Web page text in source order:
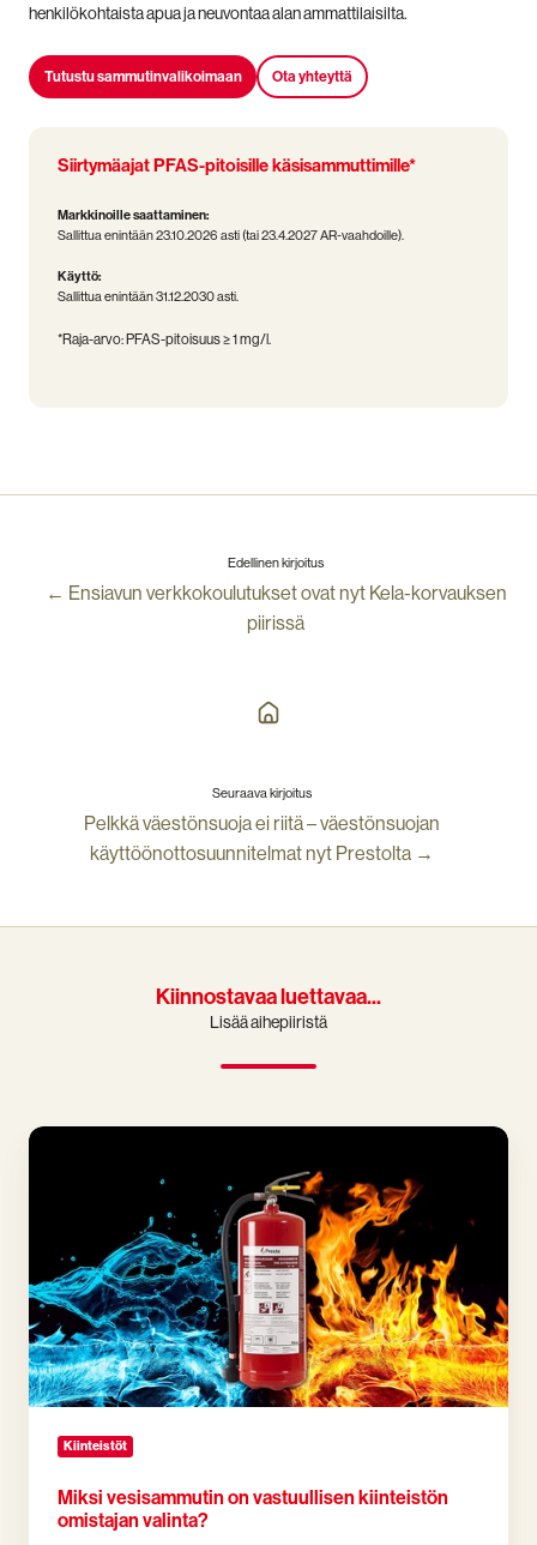
henkilökohtaista apua ja neuvontaa alan ammattilaisilta.
Tutustu sammutinvalikoimaan Ota yhteyttä
Siirtymäajat PFAS-pitoisille käsisammuttimille*
Markkinoille saattaminen:
Sallittua enintään 23.10.2026 asti (tai 23.4.2027 AR-vaahdoille).
Käyttö:
Sallittua enintään 31.12.2030 asti.
*Raja-arvo: PFAS-pitoisuus ≥ 1 mg/l.
Edellinen kirjoitus
← Ensiavun verkkokoulutukset ovat nyt Kela-korvauksen
piirissä
Seuraava kirjoitus
Pelkkä väestönsuoja ei riitä – väestönsuojan
käyttöönottosuunnitelmat nyt Prestolta →
Kiinnostavaa luettavaa...
Lisää aihepiiristä
Miksi
omistajan
valinta?
Kiinteistöt
Miksi vesisammutin on vastuullisen kiinteistön
omistajan valinta?